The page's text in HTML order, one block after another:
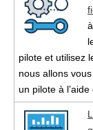
pilote et utilisez
nous allons
un pilote à l’aide